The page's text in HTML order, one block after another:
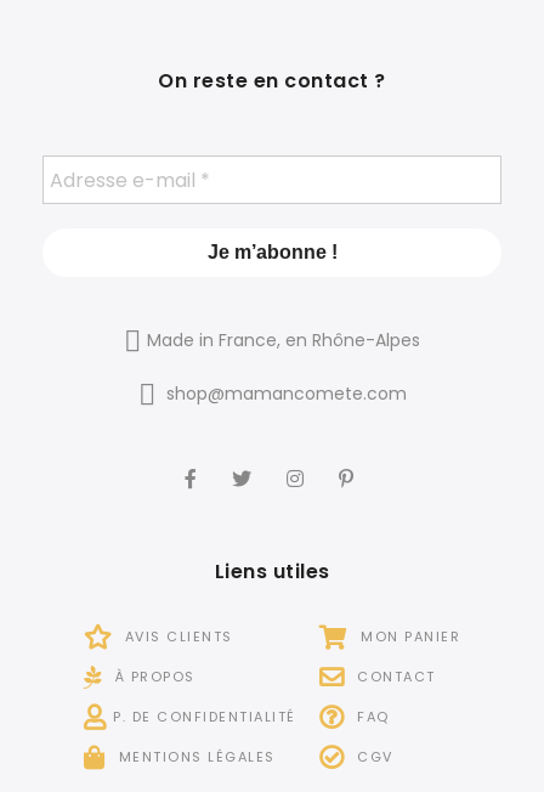
On reste en contact ?
Made in France, en Rhône-Alpes
shop@mamancomete.com
Liens utiles
AVIS CLIENTS
À PROPOS
P. DE CONFIDENTIALITÉ
MENTIONS LÉGALES
MON PANIER
CONTACT
FAQ
CGV